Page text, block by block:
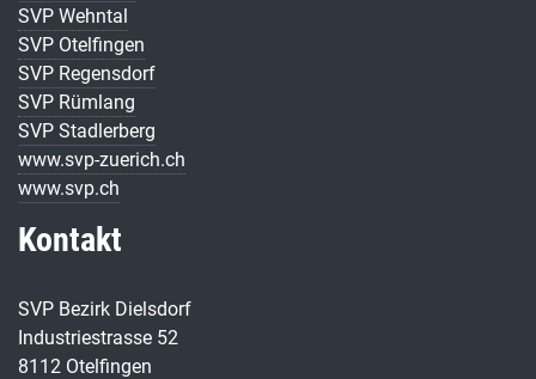
SVP Wehntal
SVP Otelfingen
SVP Regensdorf
SVP Rümlang
SVP Stadlerberg
www.svp-zuerich.ch
www.svp.ch
Kontakt
SVP Bezirk Dielsdorf
Industriestrasse 52
8112 Otelfingen